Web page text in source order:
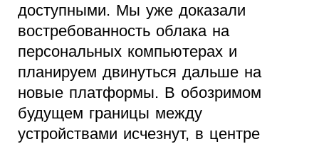
доступными. Мы уже доказали
востребованность облака на
персональных компьютерах и
планируем двинуться дальше на
новые платформы. В обозримом
будущем границы между
устройствами исчезнут, в центре